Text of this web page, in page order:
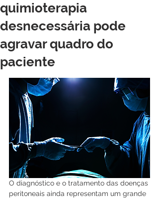
quimioterapia
desnecessária pode
agravar quadro do
paciente
O diagnóstico e o tratamento das doenças
peritoneais ainda representam um grande